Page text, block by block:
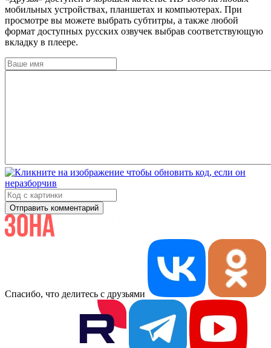
мобильных устройствах, планшетах и компьютерах. При
просмотре вы можете выбрать субтитры, а также любой
формат доступных русских озвучек выбрав соответствующую
вкладку в плеере.
Отправить комментарий
Спасибо, что делитесь с друзьями